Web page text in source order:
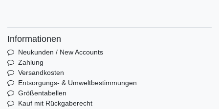
Informationen
Neukunden / New Accounts
Zahlung
Versandkosten
Entsorgungs- & Umweltbestimmungen
Größentabellen
Kauf mit Rückgaberecht